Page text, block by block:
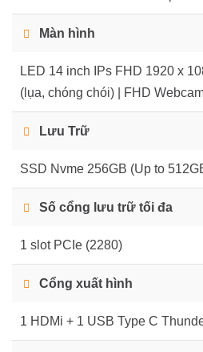
Màn hình
LED 14 inch IPs FHD 1920 x
(lụa, chóng chói) | FHD
Lưu Trữ
SSD Nvme 256GB (Up to
Số cổng lưu trữ tối đa
1 slot PCIe (2280)
Cổng xuất hình
1 HDMi + 1 USB Type C